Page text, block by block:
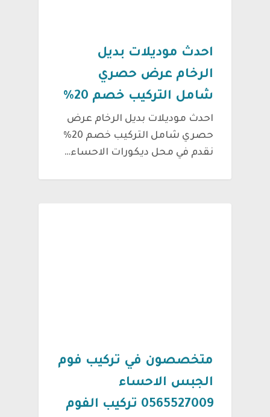
احدث موديلات بديل
الرخام عرض حصري
شامل التركيب خصم 20%
احدث موديلات بديل الرخام عرض
حصري شامل التركيب خصم 20%
نقدم في محل ديكورات الاحساء…
متخصصون في تركيب فوم
الجبس الاحساء
0565527009 تركيب الفوم